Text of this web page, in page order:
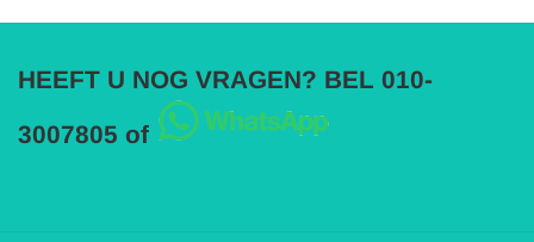
HEEFT U NOG VRAGEN? BEL 010-
3007805 of